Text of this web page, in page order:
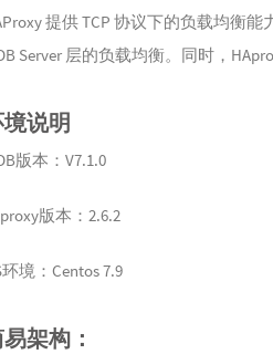
提供 TCP 协议下的负载均衡
Server 层的负载均衡。同时，
说明
版本：V7.1.0
版本：2.6.2
环境：Centos 7.9
架构：